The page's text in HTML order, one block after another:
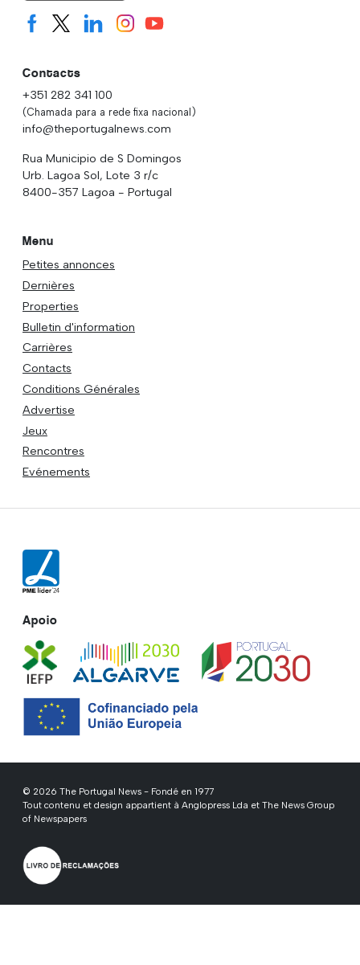
Contacts
+351 282 341 100
(Chamada para a rede fixa nacional)
info@theportugalnews.com
Rua Municipio de S Domingos
Urb. Lagoa Sol, Lote 3 r/c
8400-357 Lagoa - Portugal
Menu
Petites annonces
Dernières
Properties
Bulletin d'information
Carrières
Contacts
Conditions Générales
Advertise
Jeux
Rencontres
Evénements
Apoio
© 2026 The Portugal News - Fondé en 1977
Tout contenu et design appartient à Anglopress Lda et The News Group
of Newspapers